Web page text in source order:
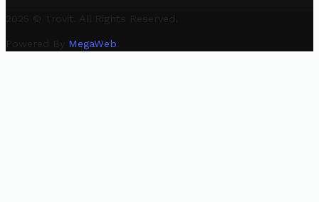
2025 © Trovit. All Rights Reserved.
Powered By MegaWeb